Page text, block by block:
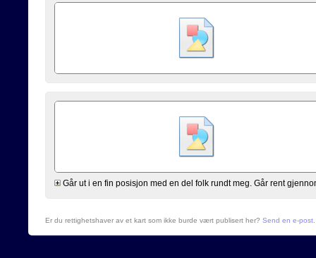
Går ut i en fin posisjon med en del folk rundt meg. Går rent
Er du rettighetshaver av et kart som ikke burde vært publisert her? Send en e-post